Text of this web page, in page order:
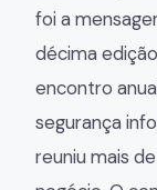
foi a
décima
encontro
segurança
reuniu mais